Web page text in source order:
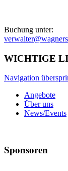
Buchung unter:
WICHTIGE
Navigation
Angebote
Über uns
News/Events
Sponsoren